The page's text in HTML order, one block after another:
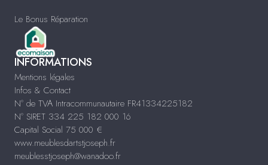
Le Bonus Réparation
INFORMATIONS
Mentions légales
Infos & Contact
N° de TVA Intracommunautaire FR41334225182
N° SIRET 334 225 182 000 16
Capital Social 75 000 €
www.meublesdartstjoseph.fr
meublesstjoseph@wanadoo.fr